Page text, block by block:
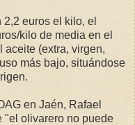
euros el kilo, el
kilo de media en el
aceite (extra, virgen,
más bajo, situándose
en Jaén, Rafael
"el olivarero no puede